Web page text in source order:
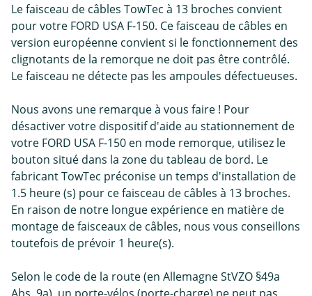
Le faisceau de câbles TowTec à 13 broches convient
pour votre FORD USA F-150. Ce faisceau de câbles en
version européenne convient si le fonctionnement des
clignotants de la remorque ne doit pas être contrôlé.
Le faisceau ne détecte pas les ampoules défectueuses.
Nous avons une remarque à vous faire ! Pour
désactiver votre dispositif d'aide au stationnement de
votre FORD USA F-150 en mode remorque, utilisez le
bouton situé dans la zone du tableau de bord. Le
fabricant TowTec préconise un temps d'installation de
1.5 heure (s) pour ce faisceau de câbles à 13 broches.
En raison de notre longue expérience en matière de
montage de faisceaux de câbles, nous vous conseillons
toutefois de prévoir 1 heure(s).
Selon le code de la route (en Allemagne StVZO §49a